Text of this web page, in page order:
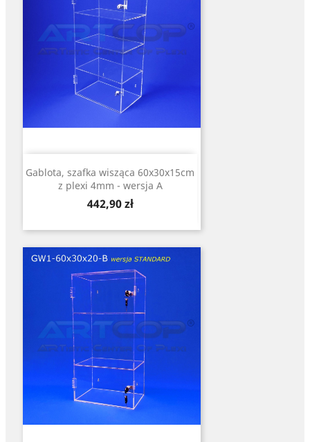
Gablota, szafka wisząca 60x30x15cm
z plexi 4mm - wersja A
Cena
442,90 zł